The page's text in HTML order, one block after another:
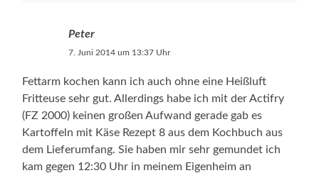
Peter
7. Juni 2014 um 13:37 Uhr
Fettarm kochen kann ich auch ohne eine Heißluft
Fritteuse sehr gut. Allerdings habe ich mit der Actifry
(FZ 2000) keinen großen Aufwand gerade gab es
Kartoffeln mit Käse Rezept 8 aus dem Kochbuch aus
dem Lieferumfang. Sie haben mir sehr gemundet ich
kam gegen 12:30 Uhr in meinem Eigenheim an